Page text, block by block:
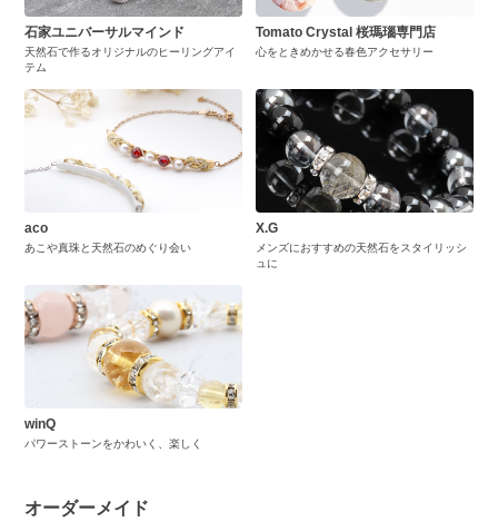
石家ユニバーサルマインド
天然石で作るオリジナルのヒーリングアイ
テム
Tomato Crystal 桜瑪瑙専門店
心をときめかせる春色アクセサリー
aco
あこや真珠と天然石のめぐり会い
X.G
メンズにおすすめの天然石をスタイリッシ
ュに
winQ
パワーストーンをかわいく、楽しく
オーダーメイド